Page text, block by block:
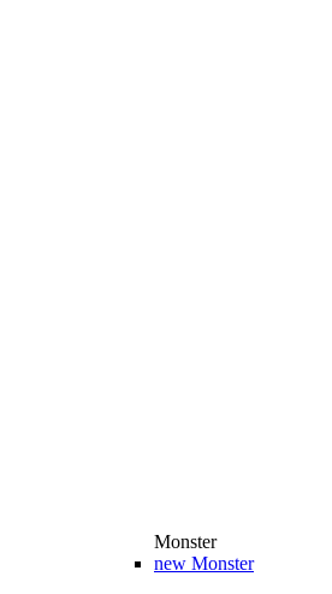
Monster
new Monster